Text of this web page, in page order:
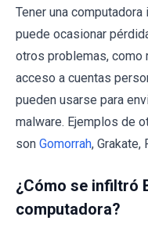
Tener una
puede ocasionar
otros problemas, como
acceso a cuentas
pueden usarse para
malware. Ejemplos de
son Gomorrah, Grakate,
¿Cómo se infiltró
computadora?